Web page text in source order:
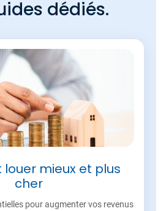
dédiés.
mieux et plus
cher
pour augmenter vos revenus